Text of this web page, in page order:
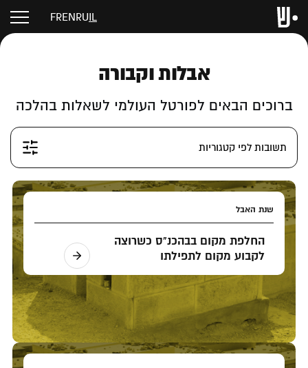
IL
RU
EN
FR
אבלות וקבורה
ברוכים הבאים לפורטל העולמי לשאלות בהלכה
תשובות לפי קטגוריות
שנת האבל
החלפת מקום בבהכנ"ס כשרוצה
לקבוע מקום לתפילתו